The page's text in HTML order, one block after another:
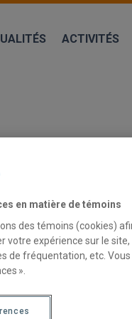
ACTIVITÉS
DE LA PAIX
du CRISES et du
en matière de témoins
des témoins (cookies)
votre expérience sur le
de fréquentation, etc.
».